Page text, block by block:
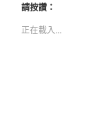
請按讚：
正在載入...